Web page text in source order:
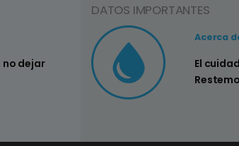
dejar
Consejo Nº3
Controlar
su hogar
DATOS IMPORTANTES
Acerca
El